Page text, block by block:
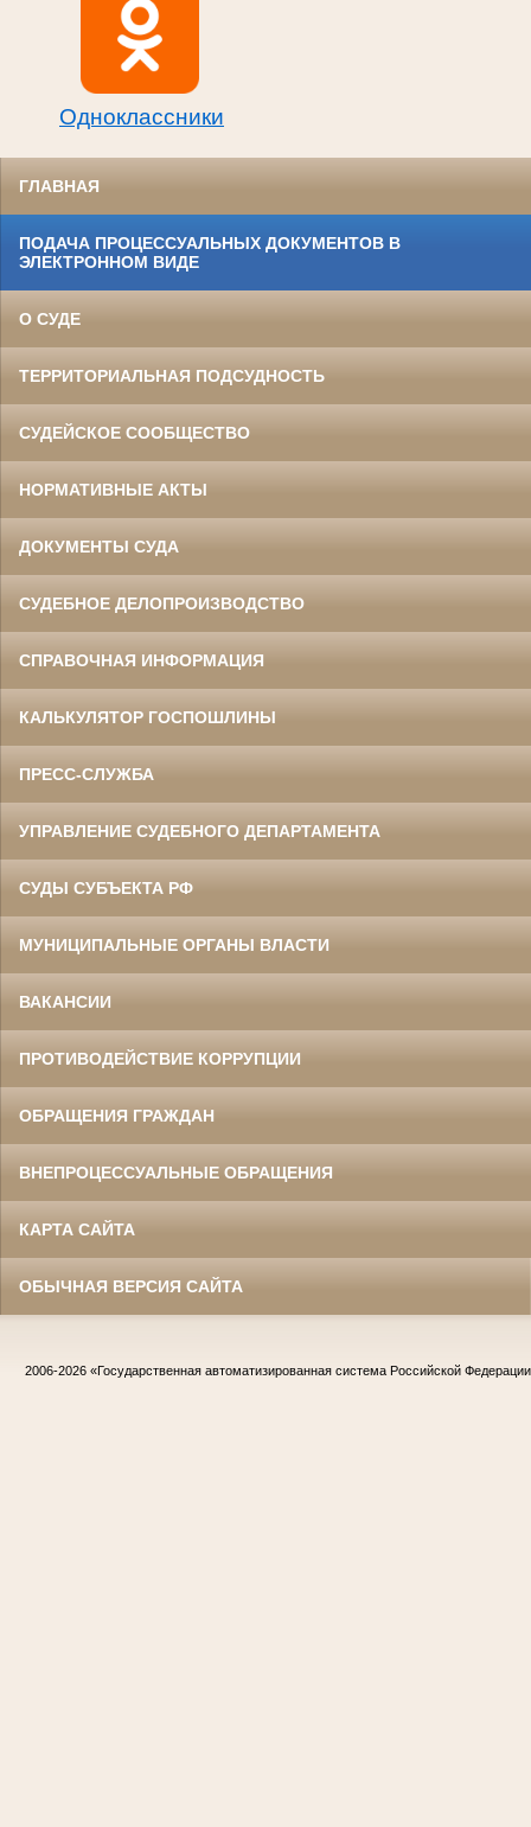
Одноклассники
ГЛАВНАЯ
ПОДАЧА ПРОЦЕССУАЛЬНЫХ ДОКУМЕНТОВ В
ЭЛЕКТРОННОМ ВИДЕ
О СУДЕ
ТЕРРИТОРИАЛЬНАЯ ПОДСУДНОСТЬ
СУДЕЙСКОЕ СООБЩЕСТВО
НОРМАТИВНЫЕ АКТЫ
ДОКУМЕНТЫ СУДА
СУДЕБНОЕ ДЕЛОПРОИЗВОДСТВО
СПРАВОЧНАЯ ИНФОРМАЦИЯ
КАЛЬКУЛЯТОР ГОСПОШЛИНЫ
ПРЕСС-СЛУЖБА
УПРАВЛЕНИЕ СУДЕБНОГО ДЕПАРТАМЕНТА
СУДЫ СУБЪЕКТА РФ
МУНИЦИПАЛЬНЫЕ ОРГАНЫ ВЛАСТИ
ВАКАНСИИ
ПРОТИВОДЕЙСТВИЕ КОРРУПЦИИ
ОБРАЩЕНИЯ ГРАЖДАН
ВНЕПРОЦЕССУАЛЬНЫЕ ОБРАЩЕНИЯ
КАРТА САЙТА
ОБЫЧНАЯ ВЕРСИЯ САЙТА
2006-2026 «Государственная автоматизированная система Российской